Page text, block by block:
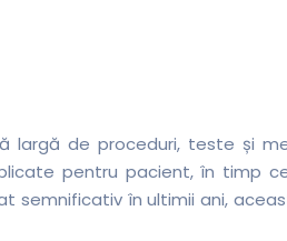
de proceduri, teste și
pentru pacient, în timp
semnificativ în ultimii ani,